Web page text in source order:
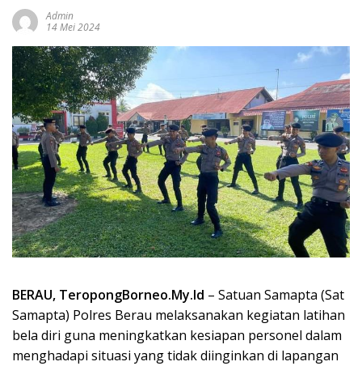
Admin
14 Mei 2024
BERAU, TeropongBorneo.My.Id – Satuan Samapta (Sat
Samapta) Polres Berau melaksanakan kegiatan latihan
bela diri guna meningkatkan kesiapan personel dalam
menghadapi situasi yang tidak diinginkan di lapangan